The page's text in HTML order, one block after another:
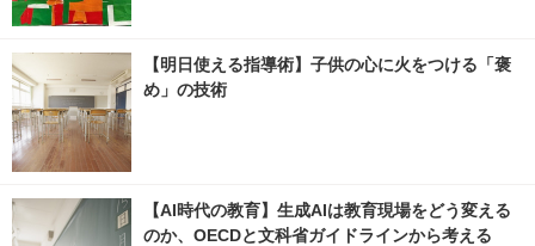
【明日使える指導術】子供の心に火をつける「褒
め」の技術
【AI時代の教育】生成AIは教育現場をどう変える
のか、OECDと文科省ガイドラインから考える